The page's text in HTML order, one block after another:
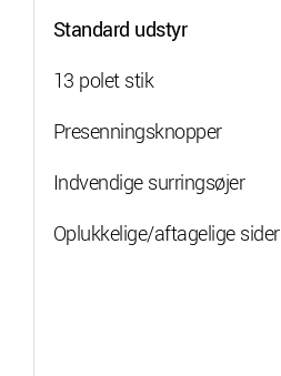
Standard udstyr
13 polet stik
Presenningsknopper
Indvendige surringsøjer
Oplukkelige/aftagelige sider